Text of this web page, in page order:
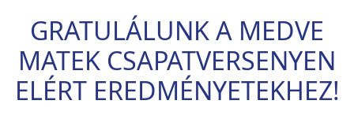
GRATULÁLUNK A MEDVE
MATEK CSAPATVERSENYEN
ELÉRT EREDMÉNYETEKHEZ!